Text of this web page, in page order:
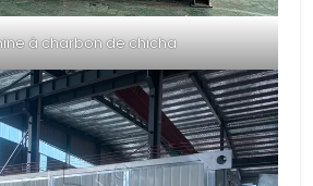
à charbon de chicha